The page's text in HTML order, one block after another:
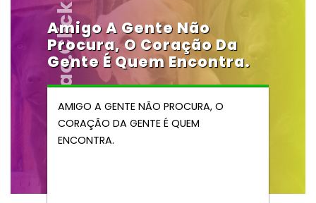
Vendocao.click
Amigo A Gente Não
Procura, O Coração Da
Gente É Quem Encontra.
AMIGO A GENTE NÃO PROCURA, O
CORAÇÃO DA GENTE É QUEM
ENCONTRA.